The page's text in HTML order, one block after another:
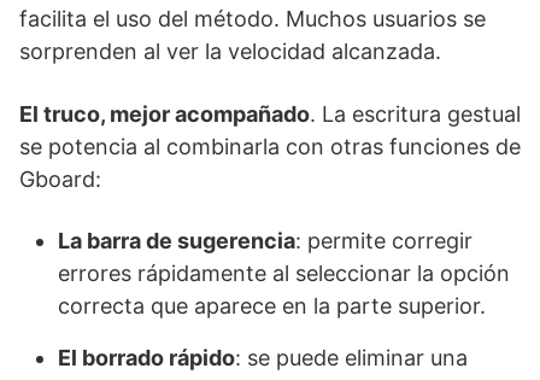
facilita el uso del método. Muchos usuarios se
sorprenden al ver la velocidad alcanzada.
El truco, mejor acompañado. La escritura gestual
se potencia al combinarla con otras funciones de
Gboard:
La barra de sugerencia: permite corregir
errores rápidamente al seleccionar la opción
correcta que aparece en la parte superior.
El borrado rápido: se puede eliminar una